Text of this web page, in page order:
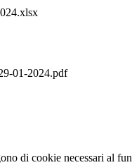
01-2024.pdf
di cookie necessari al